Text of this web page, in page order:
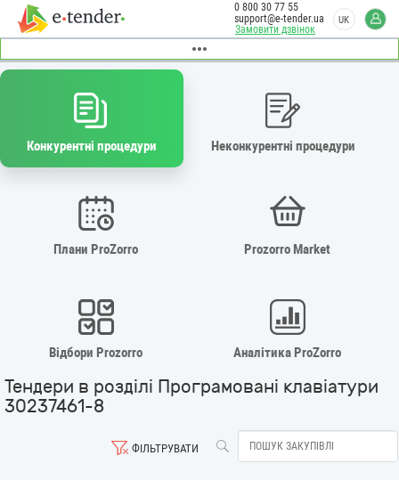
Замовити дзвінок
0 800 30 77 55
support@e-tender.ua
UK
Конкурентні процедури Неконкурентні процедури
Плани ProZorro Prozorro Market
Відбори Prozorro Аналітика ProZorro
Тендери в розділі Програмовані клавіатури
30237461-8
ФІЛЬТРУВАТИ